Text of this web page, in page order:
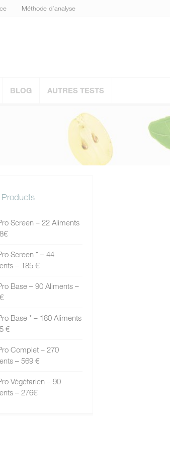
Méthode d’analyse
BLOG AUTRES TESTS
Screen – 22 Aliments
Screen ⁺ – 44
– 185 €
Base – 90 Aliments –
Base ⁺ – 180 Aliments
€
Complet – 270
– 569 €
Végétarien – 90
– 276€